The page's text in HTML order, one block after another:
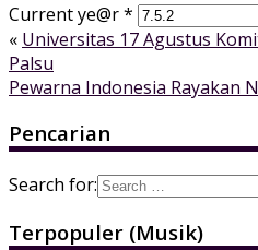
Current ye@r*
« Universitas 17 Agustus
Palsu
Pewarna Indonesia Rayakan
Pencarian
Search for:
Terpopuler (Musik)